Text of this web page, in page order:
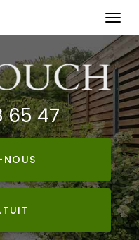
65 47
NOUS